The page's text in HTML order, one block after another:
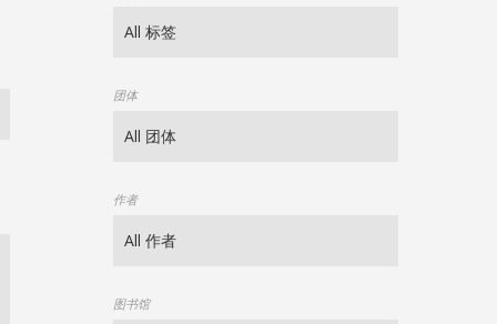
团体
作者
图书馆